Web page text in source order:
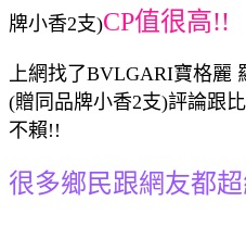
牌小香2支)CP值很高!!
上網找了BVLGARI寶格麗
(贈同品牌小香2支)評論跟
不賴!!
很多鄉民跟網友都